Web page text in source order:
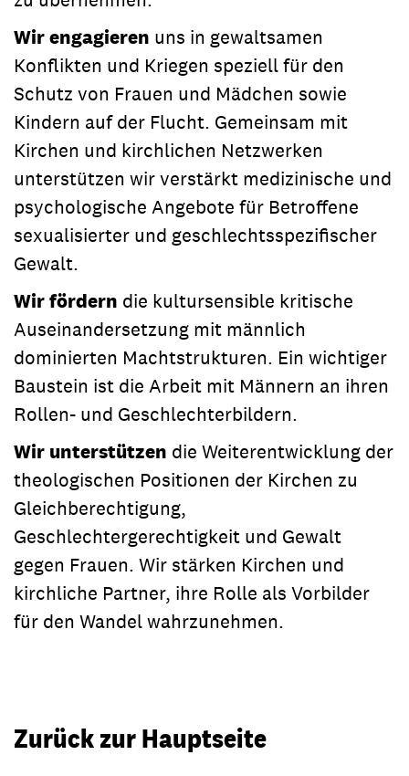
Wir engagieren uns in gewaltsamen
Konflikten und Kriegen speziell für den
Schutz von Frauen und Mädchen sowie
Kindern auf der Flucht. Gemeinsam mit
Kirchen und kirchlichen Netzwerken
unterstützen wir verstärkt medizinische und
psychologische Angebote für Betroffene
sexualisierter und geschlechtsspezifischer
Gewalt.
Wir fördern die kultursensible kritische
Auseinandersetzung mit männlich
dominierten Machtstrukturen. Ein wichtiger
Baustein ist die Arbeit mit Männern an ihren
Rollen- und Geschlechterbildern.
Wir unterstützen die Weiterentwicklung der
theologischen Positionen der Kirchen zu
Gleichberechtigung,
Geschlechtergerechtigkeit und Gewalt
gegen Frauen. Wir stärken Kirchen und
kirchliche Partner, ihre Rolle als Vorbilder
für den Wandel wahrzunehmen.
Zurück zur Hauptseite